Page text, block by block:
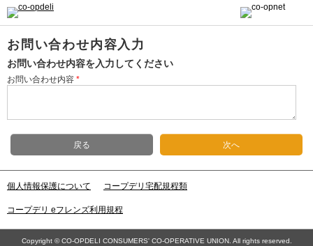
お問い合わせ内容入力
お問い合わせ内容を入力してください
お問い合わせ内容 *
戻る 次へ
個人情報保護について コープデリ宅配規程類
コープデリ eフレンズ利用規程
Copyright © CO-OPDELI CONSUMERS' CO-OPERATIVE UNION. All rights reserved.